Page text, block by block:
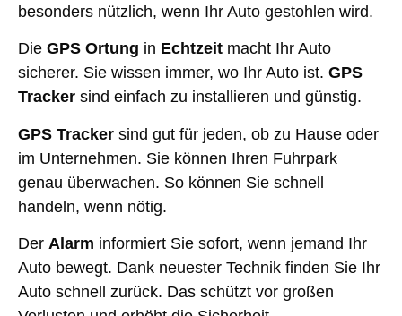
besonders nützlich, wenn Ihr Auto gestohlen wird.
Die GPS Ortung in Echtzeit macht Ihr Auto
sicherer. Sie wissen immer, wo Ihr Auto ist. GPS
Tracker sind einfach zu installieren und günstig.
GPS Tracker sind gut für jeden, ob zu Hause oder
im Unternehmen. Sie können Ihren Fuhrpark
genau überwachen. So können Sie schnell
handeln, wenn nötig.
Der Alarm informiert Sie sofort, wenn jemand Ihr
Auto bewegt. Dank neuester Technik finden Sie Ihr
Auto schnell zurück. Das schützt vor großen